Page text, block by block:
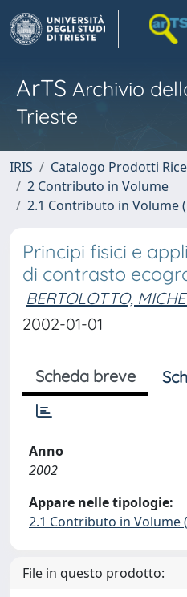
ArTS Archivio
Trieste
IRIS
Catalogo Prodotti
2 Contributo in Volume
2.1 Contributo in Volume
Principi fisici e
di contrasto
BERTOLOTTO,
2002-01-01
Scheda breve
Anno
2002
Appare nelle tipologie:
2.1 Contributo in Volume
File in questo prodotto: